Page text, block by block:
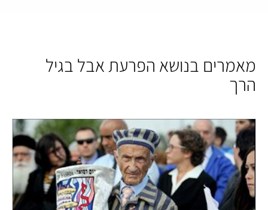
מאמרים בנושא הפרעת אבל בגיל
הרך